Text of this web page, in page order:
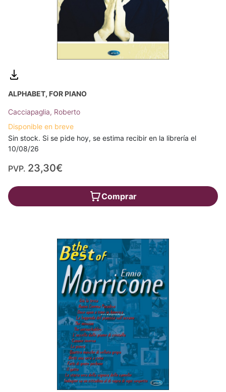
ALPHABET, FOR PIANO
Cacciapaglia, Roberto
Disponible en breve
Sin stock. Si se pide hoy, se estima recibir en la librería el
10/08/26
PVP. 23,30€
Comprar